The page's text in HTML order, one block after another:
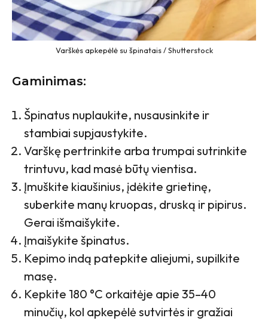
Varškės apkepėlė su špinatais / Shutterstock
Gaminimas:
Špinatus nuplaukite, nusausinkite ir
stambiai supjaustykite.
Varškę pertrinkite arba trumpai sutrinkite
trintuvu, kad masė būtų vientisa.
Įmuškite kiaušinius, įdėkite grietinę,
suberkite manų kruopas, druską ir pipirus.
Gerai išmaišykite.
Įmaišykite špinatus.
Kepimo indą patepkite aliejumi, supilkite
masę.
Kepkite 180 °C orkaitėje apie 35–40
minučių, kol apkepėlė sutvirtės ir gražiai